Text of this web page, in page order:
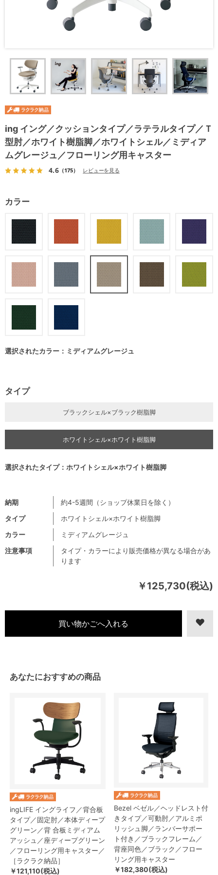
ing イング／クッションタイプ／ラテラルタイプ／Ｔ
型肘／ホワイト樹脂脚／ホワイトシェル／ミディア
ムグレージュ／フローリング用キャスター
4.6（175） レビューを見る
￥125,730(税込)
注意事項
タイプ・カラーにより販売価格が異なる場合があ
ります
納期
約4-5週間（ショップ休業日を除く）
タイプ
ホワイトシェル×ホワイト樹脂脚
カラー
ミディアムグレージュ
カラー
選択されたカラー：ミディアムグレージュ
タイプ
ブラックシェル×ブラック樹脂脚
ホワイトシェル×ホワイト樹脂脚
選択されたタイプ：ホワイトシェル×ホワイト樹脂脚
あなたにおすすめの商品
ingLIFE イングライフ／背合板
タイプ／固定肘／本体ディープ
グリーン／背 合板ミディアム
アッシュ／座ディープグリーン
／フローリング用キャスター／
［ラクラク納品］
￥121,110(税込)
Bezel ベゼル／ヘッドレスト付
きタイプ／可動肘／アルミポ
リッシュ脚／ランバーサポー
ト付き／ブラックフレーム／
背座同色／ブラック／フロー
リング用キャスター
￥182,380(税込)